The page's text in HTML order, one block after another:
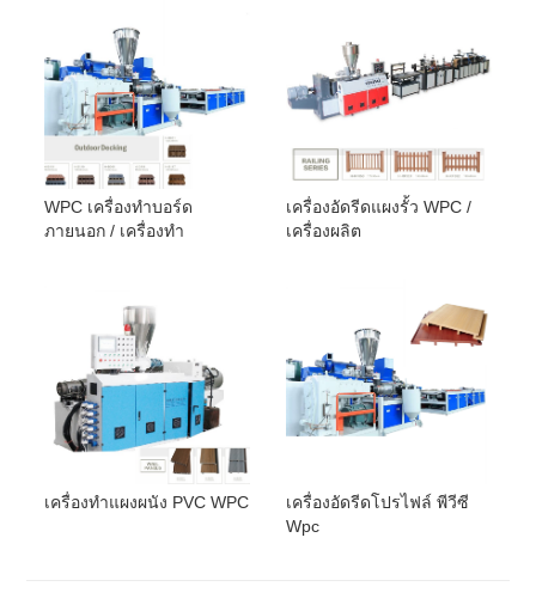
WPC เครื่องทำบอร์ด
ภายนอก / เครื่องทำ
เครื่องอัดรีดแผงรั้ว WPC /
เครื่องผลิต
เครื่องทำแผงผนัง PVC WPC
เครื่องอัดรีดโปรไฟล์ พีวีซี
Wpc